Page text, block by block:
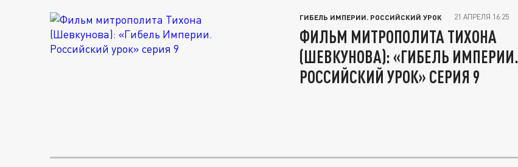
ГИБЕЛЬ ИМПЕРИИ. РОССИЙСКИЙ УРОК 21 АПРЕЛЯ 16:25
ФИЛЬМ МИТРОПОЛИТА ТИХОНА
(ШЕВКУНОВА): «ГИБЕЛЬ ИМПЕРИИ.
РОССИЙСКИЙ УРОК» СЕРИЯ 9